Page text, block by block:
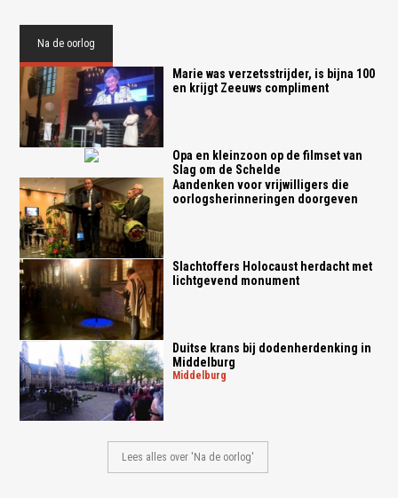
Na de oorlog
Marie was verzetsstrijder, is bijna 100
en krijgt Zeeuws compliment
Opa en kleinzoon op de filmset van
Slag om de Schelde
Aandenken voor vrijwilligers die
oorlogsherinneringen doorgeven
Slachtoffers Holocaust herdacht met
lichtgevend monument
Duitse krans bij dodenherdenking in
Middelburg
middelburg
Lees alles over 'Na de oorlog'